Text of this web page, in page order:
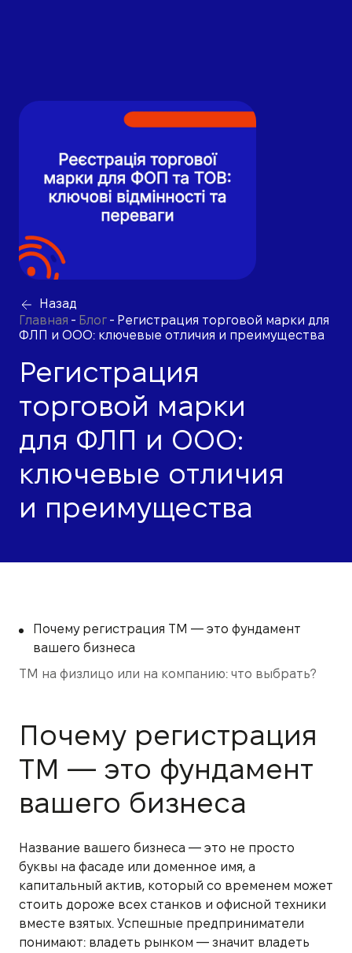
Назад
Главная - Блог - Регистрация торговой марки для
ФЛП и ООО: ключевые отличия и преимущества
Регистрация
торговой марки
для ФЛП и ООО:
ключевые отличия
и преимущества
Почему регистрация ТМ — это фундамент
вашего бизнеса
ТМ на физлицо или на компанию: что выбрать?
Почему регистрация
ТМ — это фундамент
вашего бизнеса
Название вашего бизнеса — это не просто
буквы на фасаде или доменное имя, а
капитальный актив, который со временем может
стоить дороже всех станков и офисной техники
вместе взятых. Успешные предприниматели
понимают: владеть рынком — значит владеть